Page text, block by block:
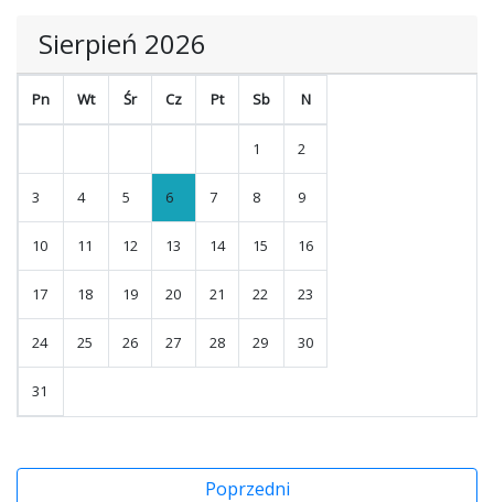
Sierpień 2026
Pn Wt Śr Cz Pt Sb N
1 2
3 4 5 6 7 8 9
10 11 12 13 14 15 16
17 18 19 20 21 22 23
24 25 26 27 28 29 30
31
Poprzedni